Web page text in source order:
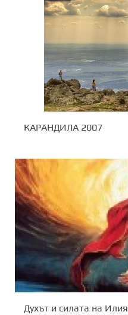
КАРАНДИЛА 2007
Духът и силата на Илия